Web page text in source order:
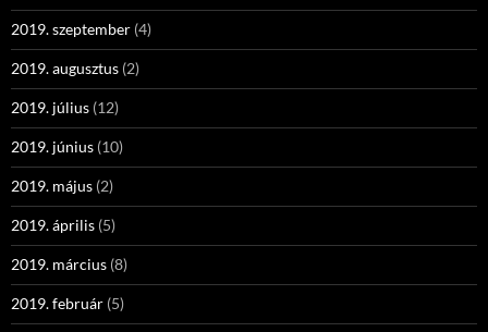
2019. szeptember (4)
2019. augusztus (2)
2019. július (12)
2019. június (10)
2019. május (2)
2019. április (5)
2019. március (8)
2019. február (5)